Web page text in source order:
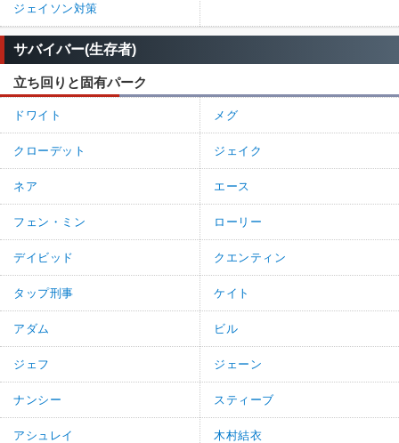
ジェイソン対策
サバイバー(生存者)
立ち回りと固有パーク
ドワイト メグ
クローデット ジェイク
ネア エース
フェン・ミン ローリー
デイビッド クエンティン
タップ刑事 ケイト
アダム ビル
ジェフ ジェーン
ナンシー スティーブ
アシュレイ 木村結衣